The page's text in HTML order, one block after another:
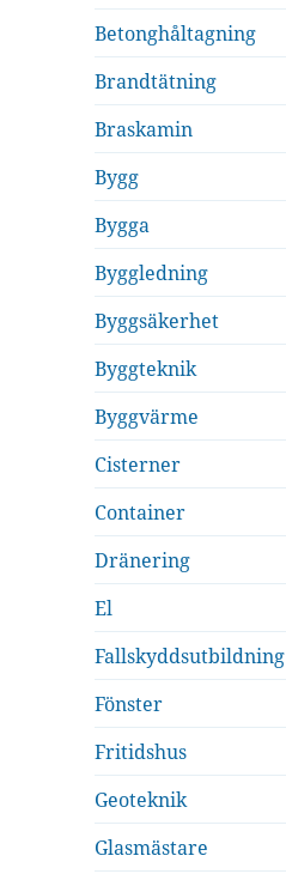
Betonghåltagning
Brandtätning
Braskamin
Bygg
Bygga
Byggledning
Byggsäkerhet
Byggteknik
Byggvärme
Cisterner
Container
Dränering
El
Fallskyddsutbildning
Fönster
Fritidshus
Geoteknik
Glasmästare